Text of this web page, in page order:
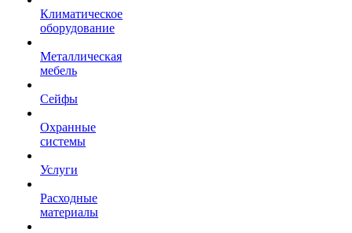
Климатическое
оборудование
Металлическая
мебель
Сейфы
Охранные
системы
Услуги
Расходные
материалы